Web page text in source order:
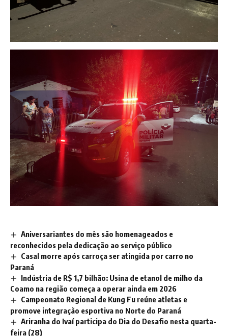
Aniversariantes do mês são homenageados e
reconhecidos pela dedicação ao serviço público
Casal morre após carroça ser atingida por carro no
Paraná
Indústria de R$ 1,7 bilhão: Usina de etanol de milho da
Coamo na região começa a operar ainda em 2026
Campeonato Regional de Kung Fu reúne atletas e
promove integração esportiva no Norte do Paraná
Ariranha do Ivaí participa do Dia do Desafio nesta quarta-
feira (28)